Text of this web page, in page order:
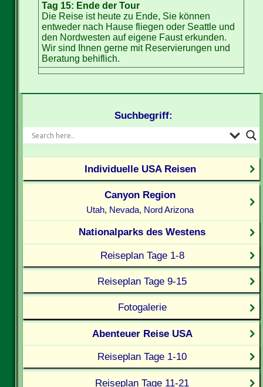
Tag 15: Ende der Tour
Die Reise ist heute zu Ende, Sie können
entweder nach Hause fliegen oder Seattle und
den Nordwesten auf eigene Faust erkunden.
Wir sind Ihnen gerne mit Reservierungen und
Beratung behiflich.
Suchbegriff:
Individuelle USA Reisen
Canyon Region
Utah, Nevada, Nord Arizona
Nationalparks des Westens
Reiseplan Tage 1-8
Reiseplan Tage 9-15
Fotogalerie
Abenteuer Reise USA
Reiseplan Tage 1-10
Reiseplan Tage 11-21